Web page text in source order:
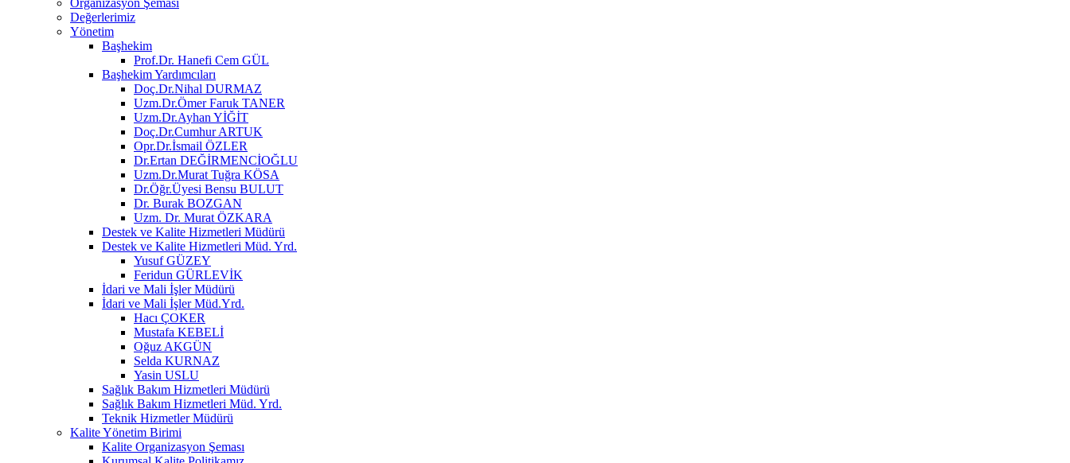
Değerlerimiz
Yönetim
Başhekim
Prof.Dr. Hanefi Cem GÜL
Başhekim Yardımcıları
Doç.Dr.Nihal DURMAZ
Uzm.Dr.Ömer Faruk TANER
Uzm.Dr.Ayhan YİĞİT
Doç.Dr.Cumhur ARTUK
Opr.Dr.İsmail ÖZLER
Dr.Ertan DEĞİRMENCİOĞLU
Uzm.Dr.Murat Tuğra KÖSA
Dr.Öğr.Üyesi Bensu BULUT
Dr. Burak BOZGAN
Uzm. Dr. Murat ÖZKARA
Destek ve Kalite Hizmetleri Müdürü
Destek ve Kalite Hizmetleri Müd. Yrd.
Yusuf GÜZEY
Feridun GÜRLEVİK
İdari ve Mali İşler Müdürü
İdari ve Mali İşler Müd.Yrd.
Hacı ÇOKER
Mustafa KEBELİ
Oğuz AKGÜN
Selda KURNAZ
Yasin USLU
Sağlık Bakım Hizmetleri Müdürü
Sağlık Bakım Hizmetleri Müd. Yrd.
Teknik Hizmetler Müdürü
Kalite Yönetim Birimi
Kalite Organizasyon Şeması